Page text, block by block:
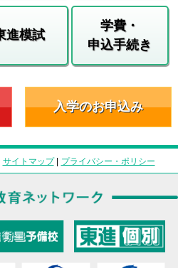
進模試
学費・
申込手続き
入学のお申込み
サイトマップ| プライバシー・ポリシー